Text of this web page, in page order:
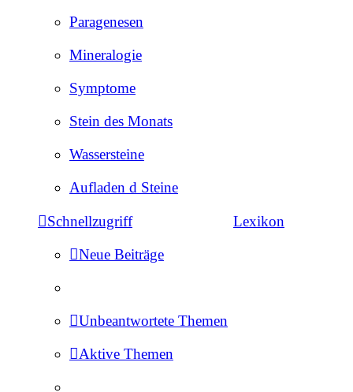
Paragenesen
Mineralogie
Symptome
Stein des Monats
Wassersteine
Aufladen d Steine
Schnellzugriff
Neue Beiträge
Unbeantwortete Themen
Aktive Themen
Lexikon